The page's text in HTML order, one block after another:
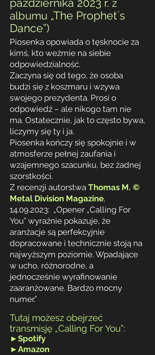
października 2023 r. z
albumu „The Prophet´s
Dance”)
Piosenka opowiada o tęsknocie za
kimś, kto weźmie na siebie
odpowiedzialność.
Zaczyna się od tego, że osoba
budzi się z koszmaru i wzywa
swojego prezydenta. Prosi o
odpowiedź – ale nikogo tam nie
ma. Ostatecznie, jak to często bywa,
liczymy się ty i ja.
Piosenka kończy się spokojnie i w
atmosferze pełnej zaufania i
wzajemnego szacunku, bez żadnej
szorstkości.
Z recenzji autorstwa Thomas M. ©
Metal Division Magazine,
14.09.2023: „Opener „Calling For
You” wyraźnie pokazuje, że
aranżacje są perfekcyjnie
dopracowane i technicznie stoją na
najwyższym poziomie. Wpadające
w ucho, różnorodne, a
jednocześnie wyrafinowanie
zaaranżowane. Bardzo mocny
numer.”
Tutaj możesz obejrzeć
transmisję „Calling For You”:
► Spotify
► Amazon